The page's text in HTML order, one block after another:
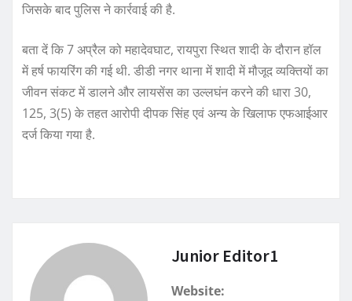
जिसके बाद पुलिस ने कार्रवाई की है.
बता दें कि 7 अप्रैल को महादेवघाट, रायपुरा स्थित शादी के दौरान हॉल
में हर्ष फायरिंग की गई थी. डीडी नगर थाना में शादी में मौजूद व्यक्तियों का
जीवन संकट में डालने और लायसेंस का उल्लघंन करने की धारा 30,
125, 3(5) के तहत आरोपी दीपक सिंह एवं अन्य के खिलाफ एफआईआर
दर्ज किया गया है.
Junior Editor1
Website: